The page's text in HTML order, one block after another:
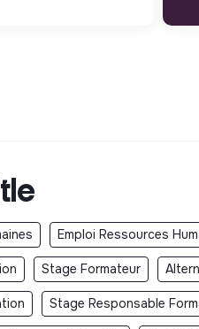
Emploi Ressources
Stage Formateur
Stage Responsable